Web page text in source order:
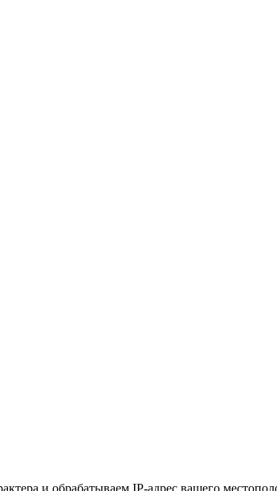
и обрабатываем IP-адрес вашего